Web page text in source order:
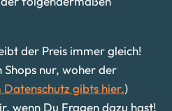
der Preis immer gleich!
nur, woher der
Datenschutz gibts hier.)
wenn Du Fragen dazu hast!